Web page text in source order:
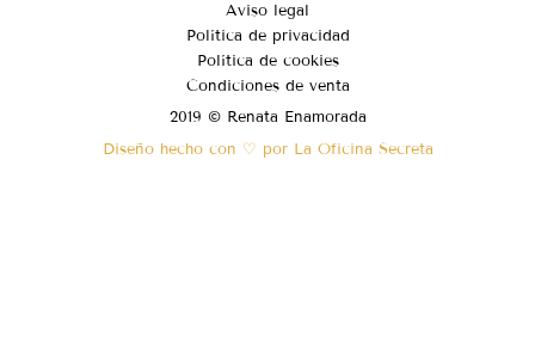
Aviso legal
Política de privacidad
Política de cookies
Condiciones de venta
2019 © Renata Enamorada
Diseño hecho con ♡ por La Oficina Secreta